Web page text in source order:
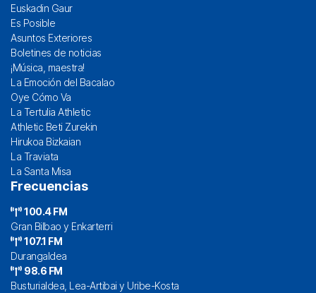
Euskadin Gaur
Es Posible
Asuntos Exteriores
Boletines de noticias
¡Música, maestra!
La Emoción del Bacalao
Oye Cómo Va
La Tertulia Athletic
Athletic Beti Zurekin
Hirukoa Bizkaian
La Traviata
La Santa Misa
Frecuencias
100.4 FM
Gran Bilbao y Enkarterri
107.1 FM
Durangaldea
98.6 FM
Busturialdea, Lea-Artibai y Uribe-Kosta